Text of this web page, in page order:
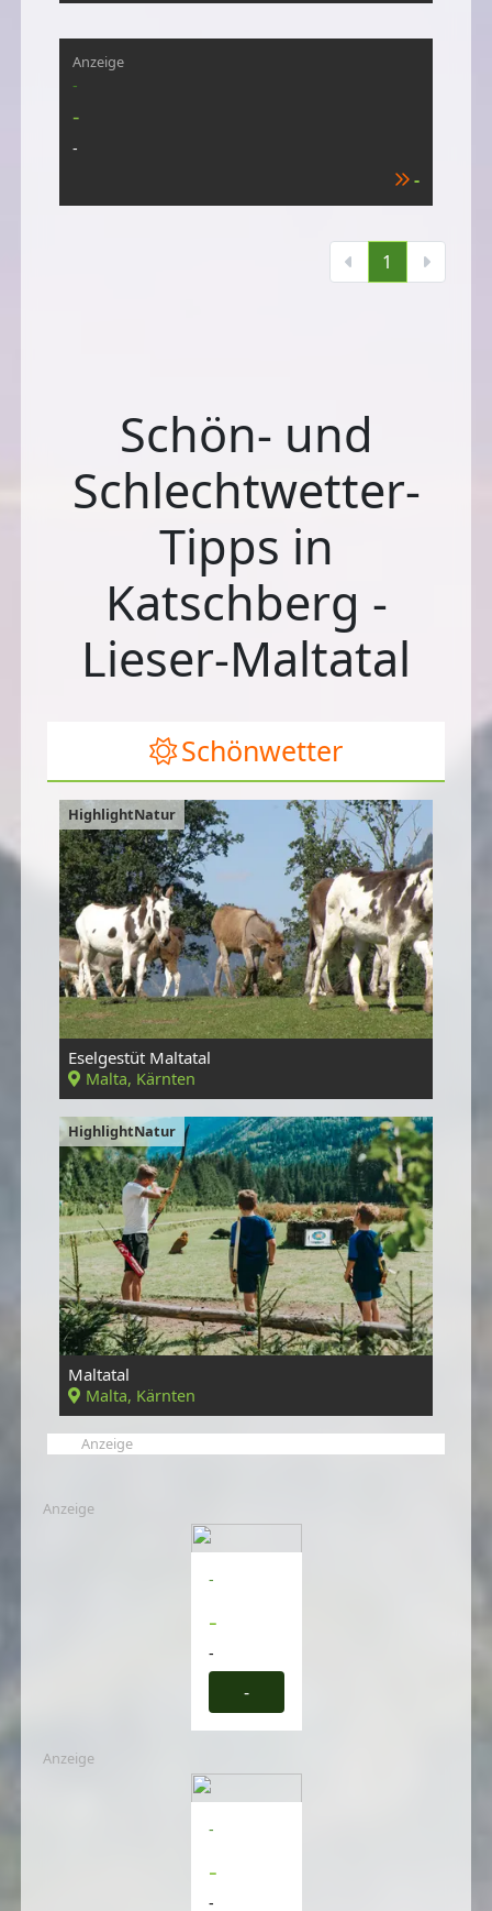
Anzeige
-
-
-
-
1
Schön- und
Schlechtwetter-
Tipps in
Katschberg -
Lieser-Maltatal
Schönwetter
HighlightNatur
Eselgestüt Maltatal
Malta, Kärnten
HighlightNatur
Maltatal
Malta, Kärnten
Anzeige
Anzeige
-
-
-
-
Anzeige
-
-
-